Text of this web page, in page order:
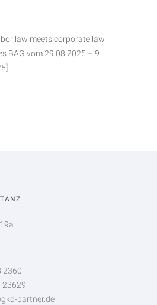
law meets corporate law
BAG vom 29.08.2025 – 9
2360
23629
partner.de